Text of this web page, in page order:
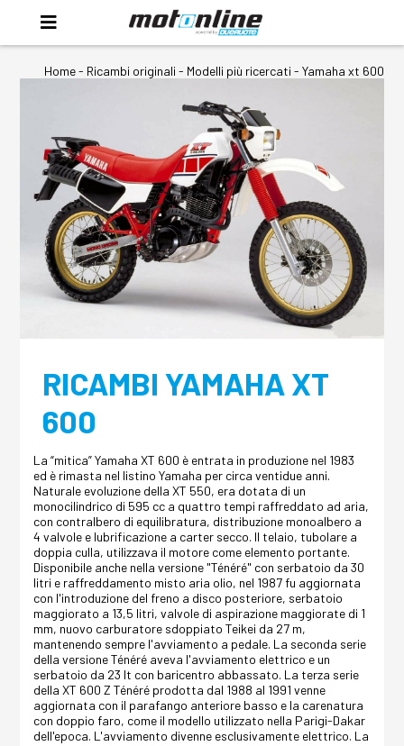
Home- Ricambi originali - Modelli più ricercati - Yamaha xt 600
RICAMBI YAMAHA XT
600
La “mitica” Yamaha XT 600 è entrata in produzione nel 1983
ed è rimasta nel listino Yamaha per circa ventidue anni.
Naturale evoluzione della XT 550, era dotata di un
monocilindrico di 595 cc a quattro tempi raffreddato ad aria,
con contralbero di equilibratura, distribuzione monoalbero a
4 valvole e lubrificazione a carter secco. Il telaio, tubolare a
doppia culla, utilizzava il motore come elemento portante.
Disponibile anche nella versione "Ténéré" con serbatoio da 30
litri e raffreddamento misto aria olio, nel 1987 fu aggiornata
con l'introduzione del freno a disco posteriore, serbatoio
maggiorato a 13,5 litri, valvole di aspirazione maggiorate di 1
mm, nuovo carburatore sdoppiato Teikei da 27 m,
mantenendo sempre l'avviamento a pedale. La seconda serie
della versione Ténéré aveva l'avviamento elettrico e un
serbatoio da 23 lt con baricentro abbassato. La terza serie
della XT 600 Z Ténéré prodotta dal 1988 al 1991 venne
aggiornata con il parafango anteriore basso e la carenatura
con doppio faro, come il modello utilizzato nella Parigi-Dakar
dell'epoca. L'avviamento divenne esclusivamente elettrico. La